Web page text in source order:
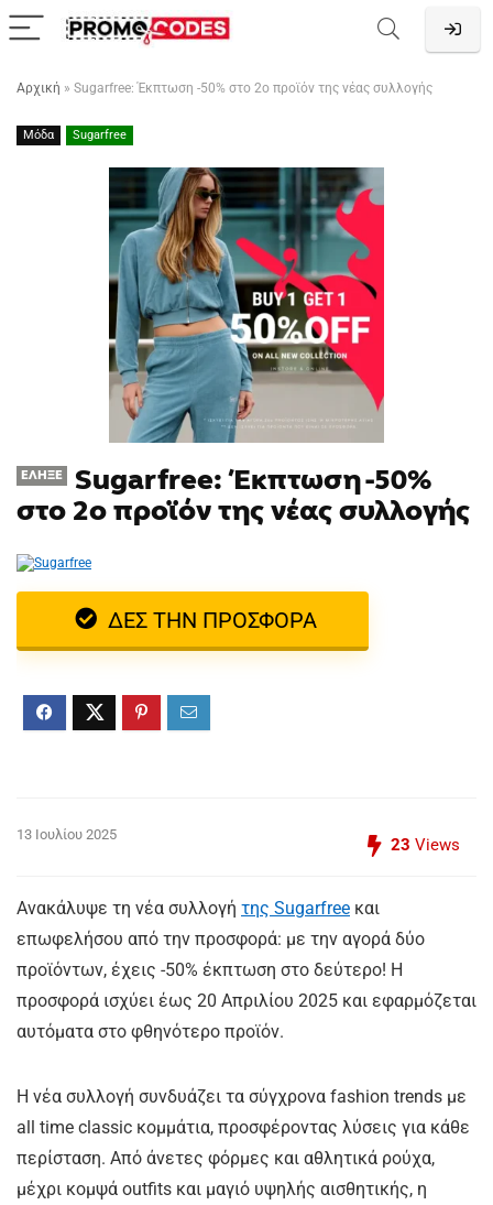
Αρχική » Sugarfree: Έκπτωση -50% στο 2ο προϊόν της νέας συλλογής
Μόδα Sugarfree
ΈΛΗΞΕ
Sugarfree: Έκπτωση -50%
στο 2ο προϊόν της νέας συλλογής
ΔΕΣ ΤΗΝ ΠΡΟΣΦΟΡΑ
13 Ιουλίου 2025
23 Views
Ανακάλυψε τη νέα συλλογή της Sugarfree και
επωφελήσου από την προσφορά: με την αγορά δύο
προϊόντων, έχεις -50% έκπτωση στο δεύτερο! Η
προσφορά ισχύει έως 20 Απριλίου 2025 και εφαρμόζεται
αυτόματα στο φθηνότερο προϊόν.
Η νέα συλλογή συνδυάζει τα σύγχρονα fashion trends με
all time classic κομμάτια, προσφέροντας λύσεις για κάθε
περίσταση. Από άνετες φόρμες και αθλητικά ρούχα,
μέχρι κομψά outfits και μαγιό υψηλής αισθητικής, η